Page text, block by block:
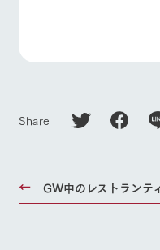
Share
GW中のレストランテ